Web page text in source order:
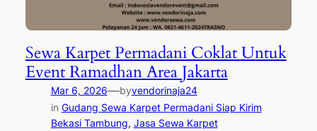
Sewa Karpet Permadani Coklat Untuk
Event Ramadhan Area Jakarta
Mar 6, 2026—byvendorinaja24
in Gudang Sewa Karpet Permadani Siap Kirim
Bekasi Tambung, Jasa Sewa Karpet